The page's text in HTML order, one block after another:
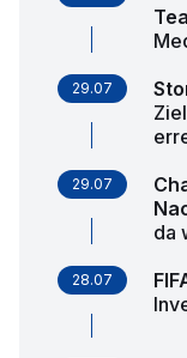
29.07
29.07
da
28.07